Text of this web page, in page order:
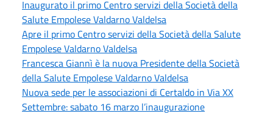
Inaugurato il primo Centro servizi della Società della
Salute Empolese Valdarno Valdelsa
Apre il primo Centro servizi della Società della Salute
Empolese Valdarno Valdelsa
Francesca Giannì è la nuova Presidente della Società
della Salute Empolese Valdarno Valdelsa
Nuova sede per le associazioni di Certaldo in Via XX
Settembre: sabato 16 marzo l’inaugurazione